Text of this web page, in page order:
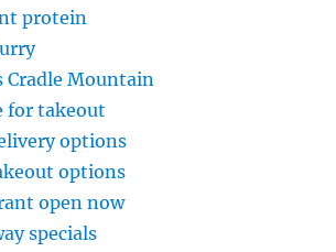
protein
Cradle Mountain
for takeout
options
options
open now
specials